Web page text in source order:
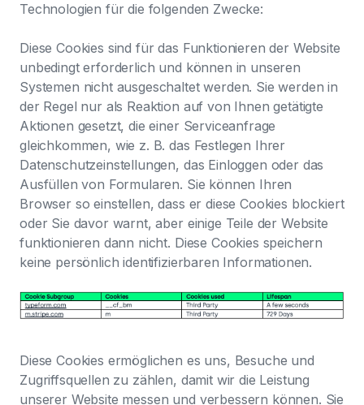
Technologien für die folgenden Zwecke:
Diese Cookies sind für das Funktionieren der Website
unbedingt erforderlich und können in unseren
Systemen nicht ausgeschaltet werden. Sie werden in
der Regel nur als Reaktion auf von Ihnen getätigte
Aktionen gesetzt, die einer Serviceanfrage
gleichkommen, wie z. B. das Festlegen Ihrer
Datenschutzeinstellungen, das Einloggen oder das
Ausfüllen von Formularen. Sie können Ihren
Browser so einstellen, dass er diese Cookies blockiert
oder Sie davor warnt, aber einige Teile der Website
funktionieren dann nicht. Diese Cookies speichern
keine persönlich identifizierbaren Informationen.
Diese Cookies ermöglichen es uns, Besuche und
Zugriffsquellen zu zählen, damit wir die Leistung
unserer Website messen und verbessern können. Sie